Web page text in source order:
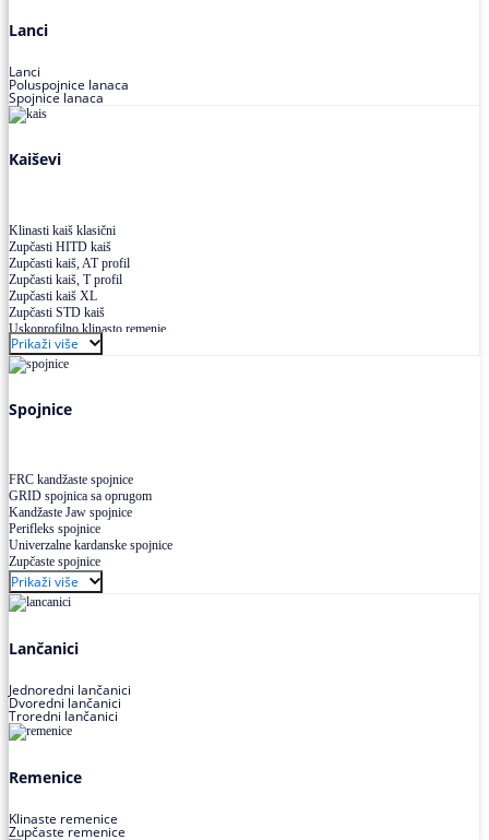
Lanci
Lanci
Poluspojnice lanaca
Spojnice lanaca
Kaiševi
Klinasti kaiš klasični
Zupčasti HITD kaiš
Zupčasti kaiš, AT profil
Zupčasti kaiš, T profil
Zupčasti kaiš XL
Zupčasti STD kaiš
Uskoprofilno klinasto remenje
Uskoprofilno klinasto remenje spojeno
Uskoprofilno klinasto remenje XP extra power
Višekanalno remenje PJ,PK
Prikaži više
Spojnice
FRC kandžaste spojnice
GRID spojnica sa oprugom
Kandžaste Jaw spojnice
Perifleks spojnice
Univerzalne kardanske spojnice
Zupčaste spojnice
Prikaži više
Lančanici
Jednoredni lančanici
Dvoredni lančanici
Troredni lančanici
Remenice
Klinaste remenice
Zupčaste remenice